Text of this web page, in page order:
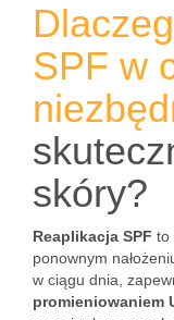
SPF w
skóry?
Reaplikacja SPF to
ponownym
w ciągu dnia,
promieniowaniem